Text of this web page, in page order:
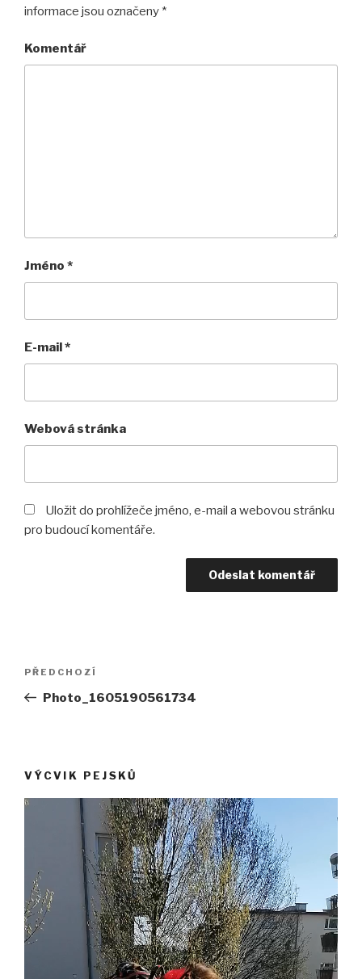
informace jsou označeny *
Komentář
Jméno *
E-mail*
Webová stránka
Uložit do prohlížeče jméno, e-mail a webovou stránku
pro budoucí komentáře.
Navigace
příspěvek
Předchozí
příspěvek
PŘEDCHOZÍ
Photo_1605190561734
VÝCVIK PEJSKŮ
Video